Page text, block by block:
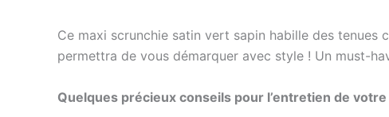
Ce maxi scrunchie satin vert sapin habille des tenues
permettra de vous démarquer avec style ! Un must-
Quelques précieux conseils pour l’entretien de votre